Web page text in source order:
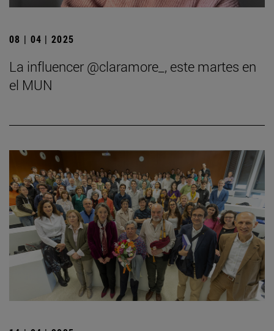
08 | 04 | 2025
La influencer @claramore_, este martes en
el MUN